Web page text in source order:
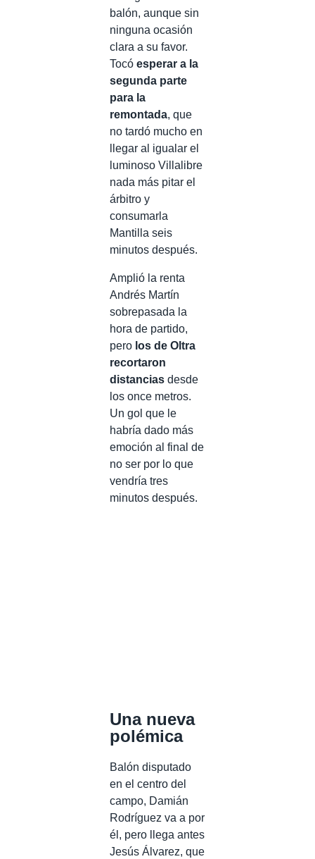
balón, aunque sin
ninguna ocasión
clara a su favor.
Tocó esperar a la
segunda parte
para la
remontada, que
no tardó mucho en
llegar al igualar el
luminoso Villalibre
nada más pitar el
árbitro y
consumarla
Mantilla seis
minutos después.
Amplió la renta
Andrés Martín
sobrepasada la
hora de partido,
pero los de Oltra
recortaron
distancias desde
los once metros.
Un gol que le
habría dado más
emoción al final de
no ser por lo que
vendría tres
minutos después.
Una nueva
polémica
Balón disputado
en el centro del
campo, Damián
Rodríguez va a por
él, pero llega antes
Jesús Álvarez, que